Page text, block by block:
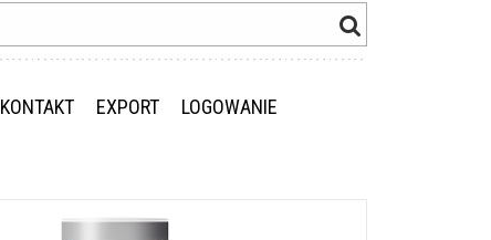
KONTAKT EXPORT LOGOWANIE